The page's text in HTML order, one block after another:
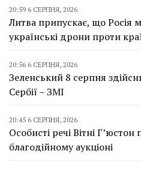
20:59 6 СЕРПНЯ, 2026
Литва припускає, що Росія
українські дрони проти
20:56 6 СЕРПНЯ, 2026
Зеленський 8 серпня
Сербії – ЗМІ
20:45 6 СЕРПНЯ, 2026
Особисті речі Вітні
благодійному аукціоні